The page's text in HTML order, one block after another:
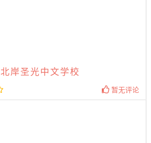
北岸圣光中文学校
暂无评论